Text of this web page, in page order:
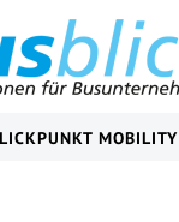
MOBILITY